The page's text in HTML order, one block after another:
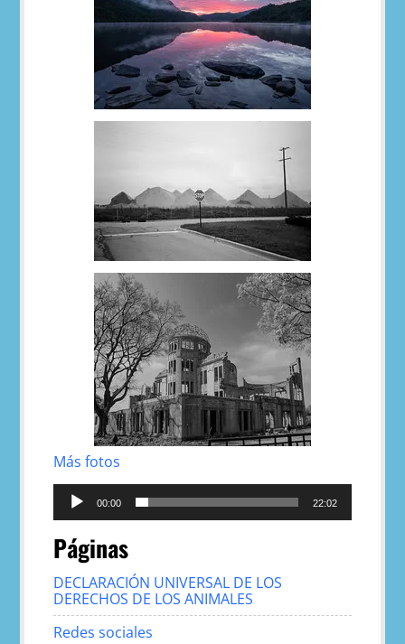
Más fotos
Reproductor
audio
00:00 22:02
Páginas
DECLARACIÓN UNIVERSAL DE LOS
DERECHOS DE LOS ANIMALES
Redes sociales